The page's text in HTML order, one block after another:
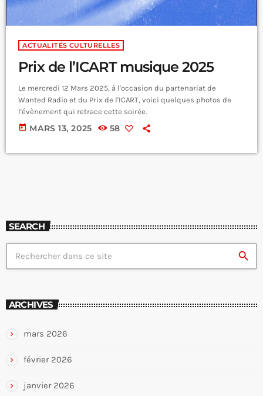
ACTUALITÉS CULTURELLES
Prix de l’ICART musique 2025
Le mercredi 12 Mars 2025, à l'occasion du partenariat de
Wanted Radio et du Prix de l'ICART, voici quelques photos de
l'évènement qui retrace cette soirée.
today MARS 13, 2025 58
SEARCH
search
ARCHIVES
mars 2026
février 2026
janvier 2026